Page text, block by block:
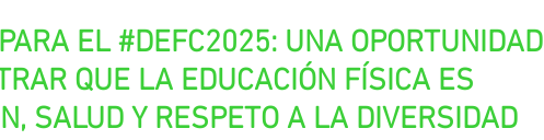
EL #DEFC2025: UNA OPORTUNIDAD
QUE LA EDUCACIÓN FÍSICA ES
SALUD Y RESPETO A LA DIVERSIDAD